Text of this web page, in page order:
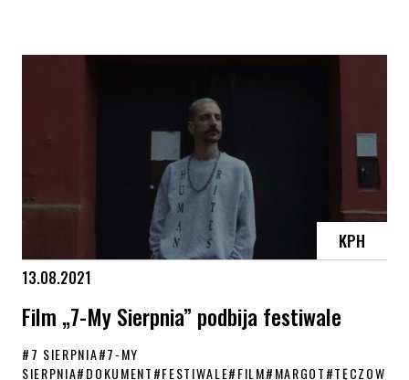
KPH
13.08.2021
Film „7-My Sierpnia” podbija festiwale
#7 SIERPNIA#7-MY
SIERPNIA#DOKUMENT#FESTIWALE#FILM#MARGOT#TĘCZOW